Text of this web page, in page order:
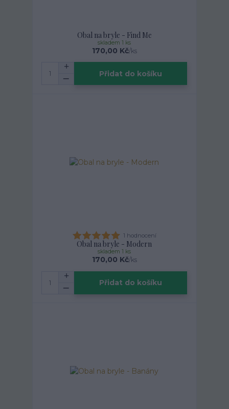
Obal na bryle - Find Me
170,00 Kč/ks
skladem 1 ks
Přidat do košíku
1 hodnocení
Obal na bryle - Modern
170,00 Kč/ks
skladem 1 ks
Přidat do košíku